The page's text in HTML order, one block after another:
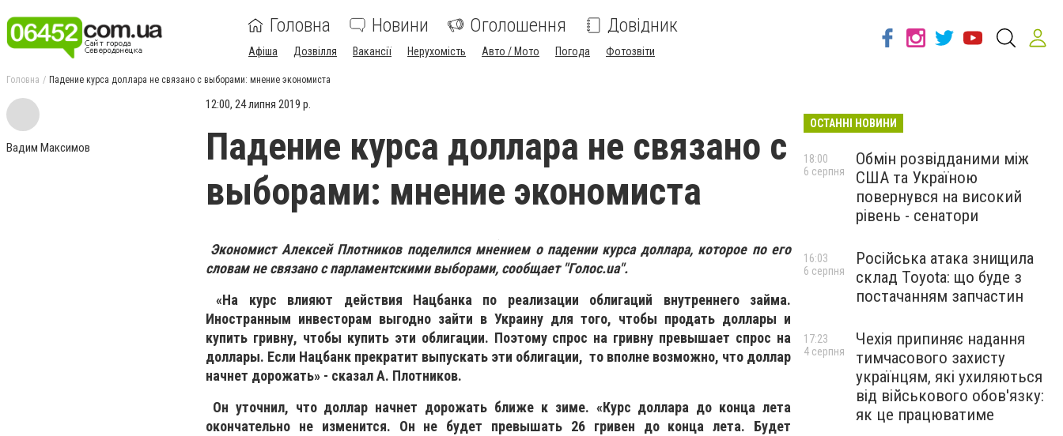
Головна Новини Оголошення Довідник
Афіша Дозвілля Вакансії Нерухомість Авто / Мото Погода Фотозвіти
Головна Падение курса доллара не связано с выборами: мнение экономиста
Вадим Максимов
12:00, 24 липня 2019 р.
Падение курса доллара не связано с
выборами: мнение экономиста
Экономист Алексей Плотников поделился мнением о падении курса доллара, которое по его
словам не связано с парламентскими выборами, сообщает "Голос.ua".
«На курс влияют действия Нацбанка по реализации облигаций внутреннего займа.
Иностранным инвесторам выгодно зайти в Украину для того, чтобы продать доллары и
купить гривну, чтобы купить эти облигации. Поэтому спрос на гривну превышает спрос на
доллары. Если Нацбанк прекратит выпускать эти облигации, то вполне возможно, что доллар
начнет дорожать» - сказал А. Плотников.
Он уточнил, что доллар начнет дорожать ближе к зиме. «Курс доллара до конца лета
окончательно не изменится. Он не будет превышать 26 гривен до конца лета. Будет
ОСТАННІ НОВИНИ
Обмін розвідданими між
США та Україною
повернувся на високий
рівень - сенатори
18:00
6 серпня
Російська атака знищила
склад Toyota: що буде з
постачанням запчастин
16:03
6 серпня
Чехія припиняє надання
тимчасового захисту
українцям, які ухиляються
від військового обов'язку:
як це працюватиме
17:23
4 серпня